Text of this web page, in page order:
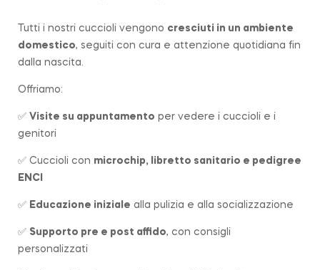
Tutti i nostri cuccioli vengono cresciuti in un ambiente
domestico, seguiti con cura e attenzione quotidiana fin
dalla nascita.
Offriamo:
✅ Visite su appuntamento per vedere i cuccioli e i
genitori
✅ Cuccioli con microchip, libretto sanitario e pedigree
ENCI
✅ Educazione iniziale alla pulizia e alla socializzazione
✅ Supporto pre e post affido, con consigli
personalizzati